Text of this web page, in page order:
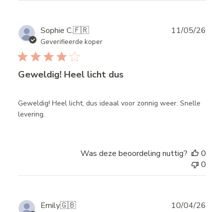
Sophie C.🇫🇷
Geverifieerde koper
Geweldig! Heel licht dus
Geweldig! Heel licht, dus ideaal voor zonnig weer. Snelle
levering.
11/05/26
Was deze beoordeling nuttig?
0
0
Emily🇬🇧 10/04/26